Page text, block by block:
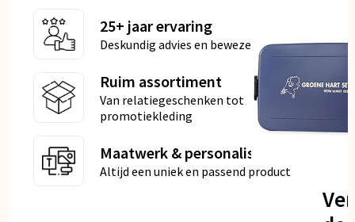
25+ jaar ervaring
Deskundig advies en bewezen kwaliteit
Ruim assortiment
Van relatiegeschenken tot
promotiekleding
Maatwerk & personalisatie
Altijd een uniek en passend product